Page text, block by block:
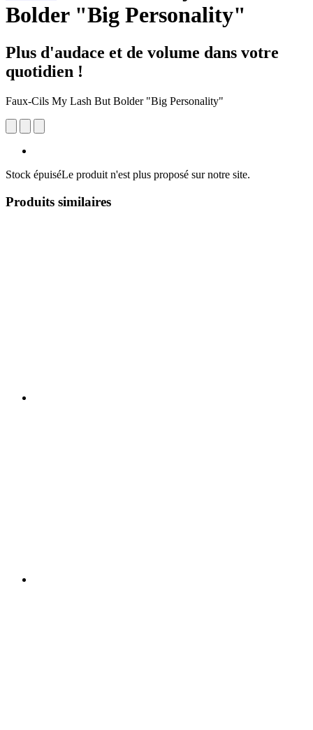
Bolder "Big Personality"
Plus d'audace et de volume dans votre
quotidien !
Faux-Cils My Lash But Bolder "Big Personality"
Stock épuiséLe produit n'est plus proposé sur notre site.
Produits similaires